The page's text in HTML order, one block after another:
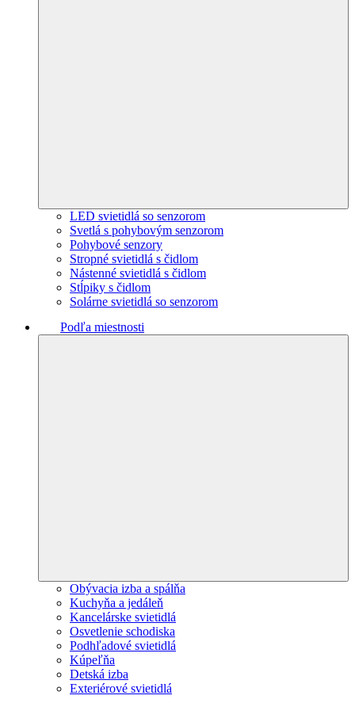
LED svietidlá so senzorom
Svetlá s pohybovým senzorom
Pohybové senzory
Stropné svietidlá s čidlom
Nástenné svietidlá s čidlom
Stĺpiky s čidlom
Solárne svietidlá so senzorom
Podľa miestnosti
Obývacia izba a spálňa
Kuchyňa a jedáleň
Kancelárske svietidlá
Osvetlenie schodiska
Podhľadové svietidlá
Kúpeľňa
Detská izba
Exteriérové svietidlá